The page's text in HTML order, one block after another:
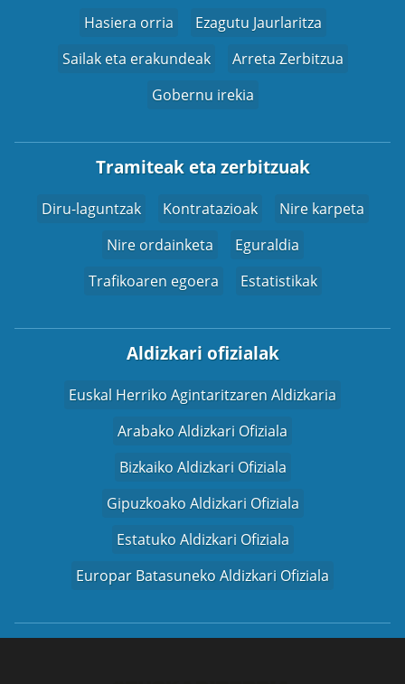
Hasiera orria
Ezagutu Jaurlaritza
Sailak eta erakundeak
Arreta Zerbitzua
Gobernu irekia
Tramiteak eta zerbitzuak
Diru-laguntzak Kontratazioak
Nire karpeta
Nire ordainketa
Eguraldia
Trafikoaren egoera
Estatistikak
Aldizkari ofizialak
Euskal Herriko Agintaritzaren Aldizkaria
Arabako Aldizkari Ofiziala
Bizkaiko Aldizkari Ofiziala
Gipuzkoako Aldizkari Ofiziala
Estatuko Aldizkari Ofiziala
Europar Batasuneko Aldizkari Ofiziala